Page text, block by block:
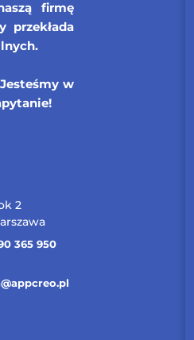
firmę
przekłada
w
2
365 950